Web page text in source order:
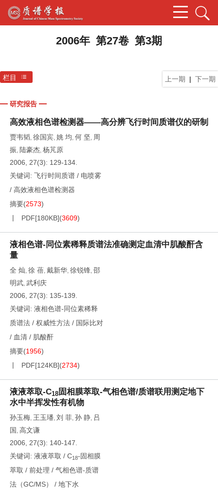
2006年 第27卷 第3期
上一期 | 下一期
栏目
研究报告
高效液相色谱检测器——高分辨飞行时间质谱仪的研制
贾韦韬, 徐国宾, 姚 均, 何 坚, 周
振, 陆豪杰, 杨芃原
2006, 27(3): 129-134.
关键词: 飞行时间质谱 / 电喷雾
/ 高效液相色谱检测器
摘要(2573)
PDF[180KB](3609)
液相色谱-同位素稀释质谱法准确测定血清中肌酸酐含
量
全 灿, 徐 蓓, 戴新华, 徐锐锋, 邵
明武, 武利庆
2006, 27(3): 135-139.
关键词: 液相色谱-同位素稀释
质谱法 / 权威性方法 / 国际比对
/ 血清 / 肌酸酐
摘要(1956)
PDF[124KB](2734)
液液萃取-C18 固相膜萃取-气相色谱/质谱联用测定地下
水中半挥发性有机物
孙玉梅, 王玉璠, 刘 菲, 孙 静, 吕
国 , 高文谦
2006, 27(3): 140-147.
关键词: 液液萃取 / C18-固相膜
萃取 / 前处理 / 气相色谱-质谱
法（GC/MS）
/ 地下水